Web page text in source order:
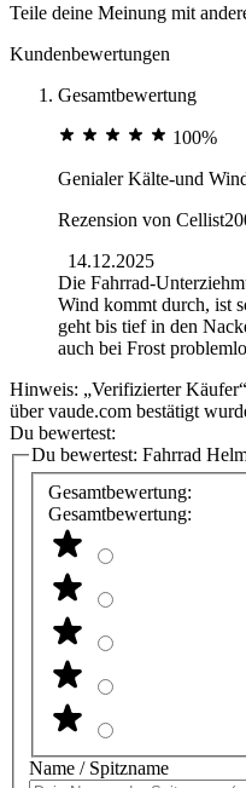
Teile deine Meinung mit
Kundenbewertungen
Gesamtbewertung
100%
Genialer Kälte-und
Rezension von
14.12.2025
Die Fahrrad-
Wind kommt durch, ist
geht bis tief in den
auch bei Frost
Hinweis: „Verifizierter
über vaude.com bestätigt
Du bewertest:
Du bewertest: Fahrrad
Gesamtbewertung:
Gesamtbewertung:
Name / Spitzname